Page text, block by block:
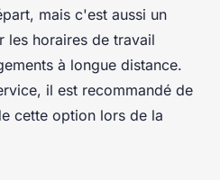
mais c'est aussi un
les horaires de travail
à longue distance.
il est recommandé de
cette option lors de la